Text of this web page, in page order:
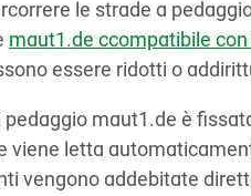
le strade a
maut1.de ccompatibile
essere ridotti o
pedaggio maut1.de è
viene letta
vengono addebitate